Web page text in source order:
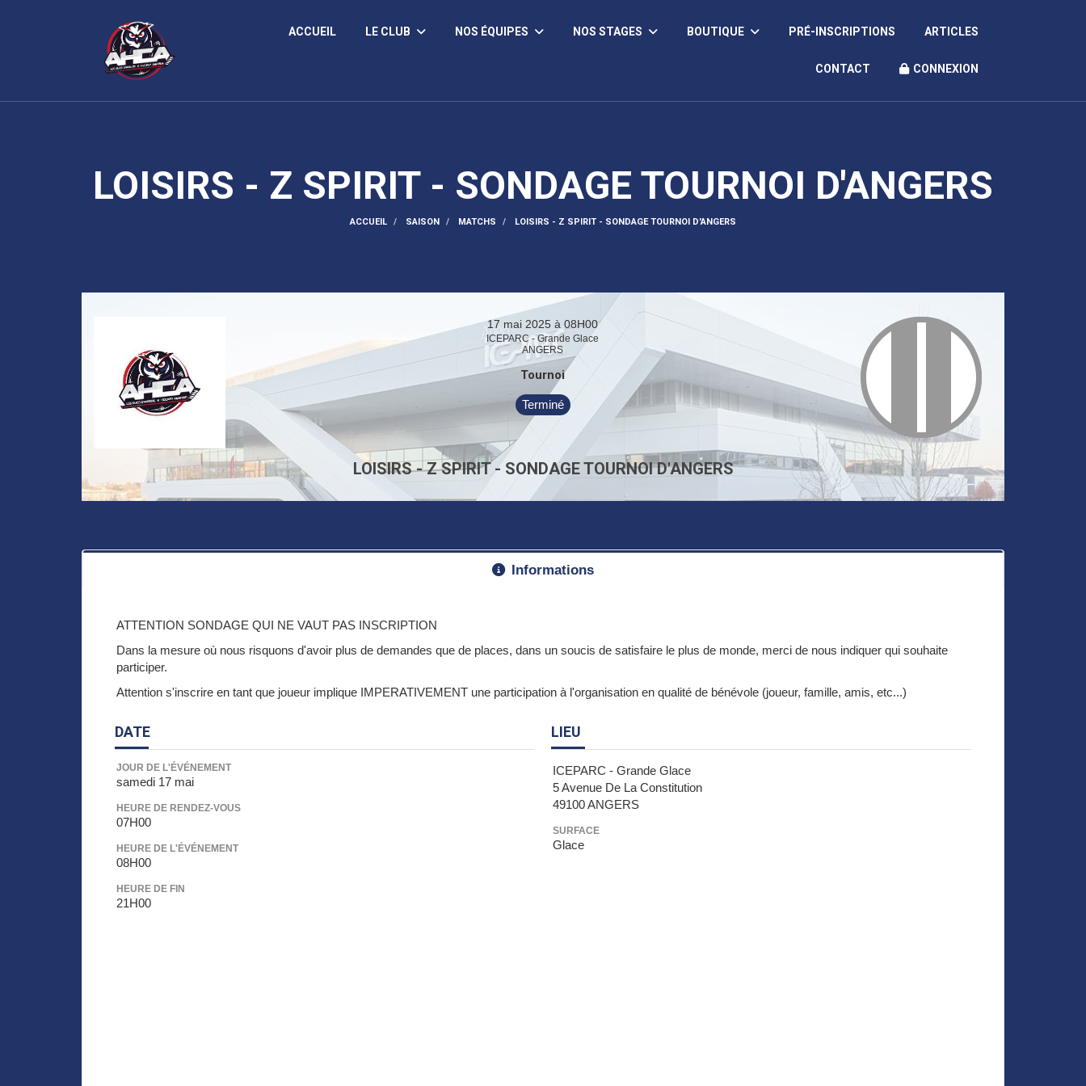
ACCUEIL LE CLUB NOS ÉQUIPES NOS STAGES BOUTIQUE PRÉ-INSCRIPTIONS ARTICLES
CONTACT CONNEXION
LOISIRS - Z SPIRIT - SONDAGE TOURNOI D'ANGERS
ACCUEIL SAISON MATCHS LOISIRS - Z SPIRIT - SONDAGE TOURNOI D'ANGERS
17 mai 2025 à 08H00
ICEPARC - Grande Glace
ANGERS
Tournoi
Terminé
LOISIRS - Z SPIRIT - SONDAGE TOURNOI D'ANGERS
Informations
ATTENTION SONDAGE QUI NE VAUT PAS INSCRIPTION
Dans la mesure où nous risquons d'avoir plus de demandes que de places, dans un soucis de satisfaire le plus de monde, merci de nous indiquer qui souhaite
participer.
Attention s'inscrire en tant que joueur implique IMPERATIVEMENT une participation à l'organisation en qualité de bénévole (joueur, famille, amis, etc...)
DATE
JOUR DE L'ÉVÉNEMENT
samedi 17 mai
HEURE DE RENDEZ-VOUS
07H00
HEURE DE L'ÉVÉNEMENT
08H00
HEURE DE FIN
21H00
LIEU
ICEPARC - Grande Glace
5 Avenue De La Constitution
49100 ANGERS
SURFACE
Glace